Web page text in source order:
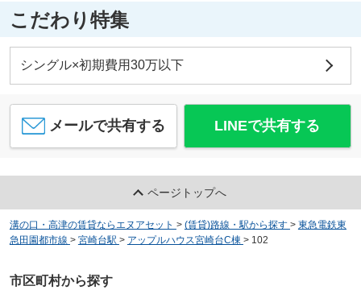
こだわり特集
シングル×初期費用30万以下
メールで共有する LINEで共有する
ページトップへ
溝の口・高津の賃貸ならエヌアセット > (賃貸)路線・駅から探す > 東急電鉄東
急田園都市線 > 宮崎台駅 > アップルハウス宮崎台C棟 > 102
市区町村から探す